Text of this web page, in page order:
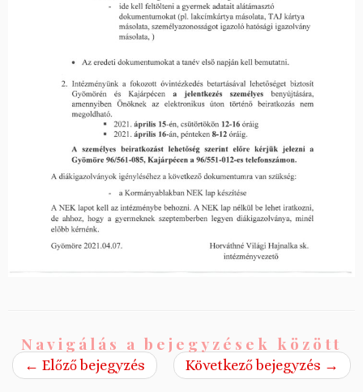
Navigálás a bejegyzések között
← Előző bejegyzés Következő bejegyzés →